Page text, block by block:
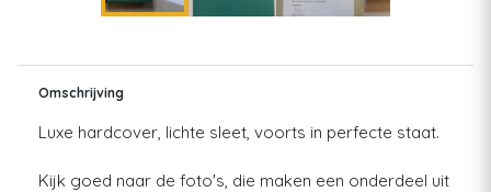
Omschrijving
Luxe hardcover, lichte sleet, voorts in perfecte staat.
Kijk goed naar de foto's, die maken een onderdeel uit